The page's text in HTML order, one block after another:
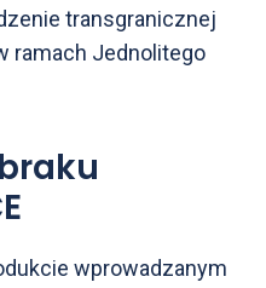
transgranicznej
ramach Jednolitego
wprowadzanym